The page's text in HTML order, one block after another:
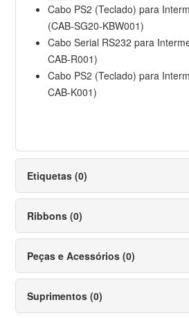
Cabo PS2 (Teclado) para
(CAB-SG20-KBW001)
Cabo Serial RS232 para
CAB-R001)
Cabo PS2 (Teclado) para
CAB-K001)
Etiquetas (0)
Ribbons (0)
Peças e Acessórios (0)
Suprimentos (0)